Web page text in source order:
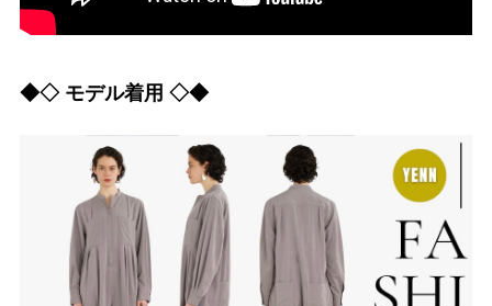
◆◇ モデル着用 ◇◆